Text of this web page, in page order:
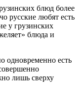
блюд более
русские любят есть
у грузинских
блюда и
одновременно есть
лишь сверху